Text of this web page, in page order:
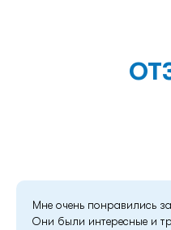
Мне очень понравились
Они были интересные и